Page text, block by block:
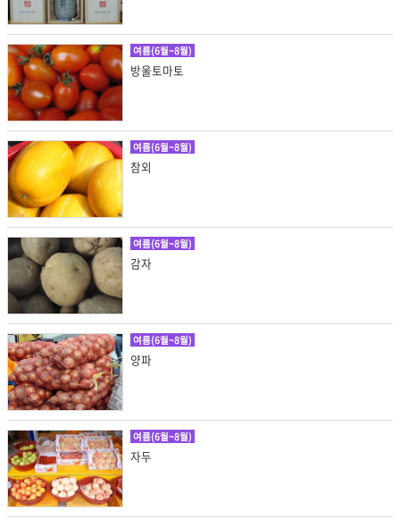
여름(6월~8월)
방울토마토
여름(6월~8월)
참외
여름(6월~8월)
감자
여름(6월~8월)
양파
여름(6월~8월)
자두